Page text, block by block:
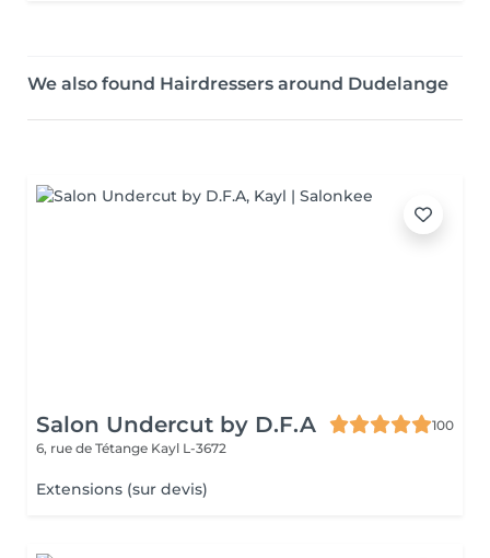
We also found Hairdressers around Dudelange
Salon Undercut by D.F.A
100
6, rue de Tétange Kayl L-3672
Extensions (sur devis)